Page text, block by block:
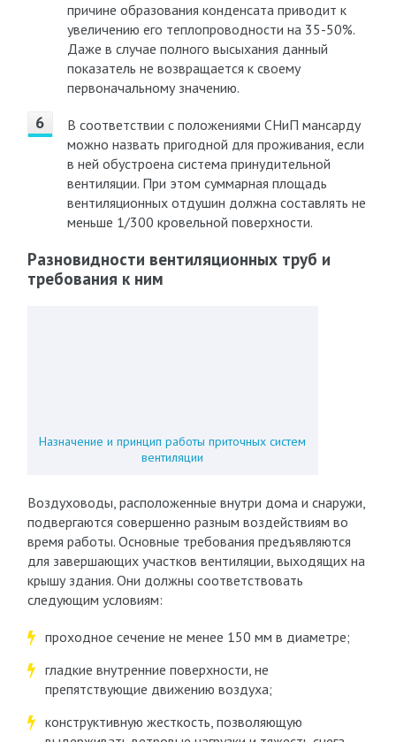
причине образования конденсата приводит к
увеличению его теплопроводности на 35-50%.
Даже в случае полного высыхания данный
показатель не возвращается к своему
первоначальному значению.
В соответствии с положениями СНиП мансарду
можно назвать пригодной для проживания, если
в ней обустроена система принудительной
вентиляции. При этом суммарная площадь
вентиляционных отдушин должна составлять не
меньше 1/300 кровельной поверхности.
Разновидности вентиляционных труб и
требования к ним
Назначение и принцип работы приточных систем
вентиляции
Воздуховоды, расположенные внутри дома и снаружи,
подвергаются совершенно разным воздействиям во
время работы. Основные требования предъявляются
для завершающих участков вентиляции, выходящих на
крышу здания. Они должны соответствовать
следующим условиям:
проходное сечение не менее 150 мм в диаметре;
гладкие внутренние поверхности, не
препятствующие движению воздуха;
конструктивную жесткость, позволяющую